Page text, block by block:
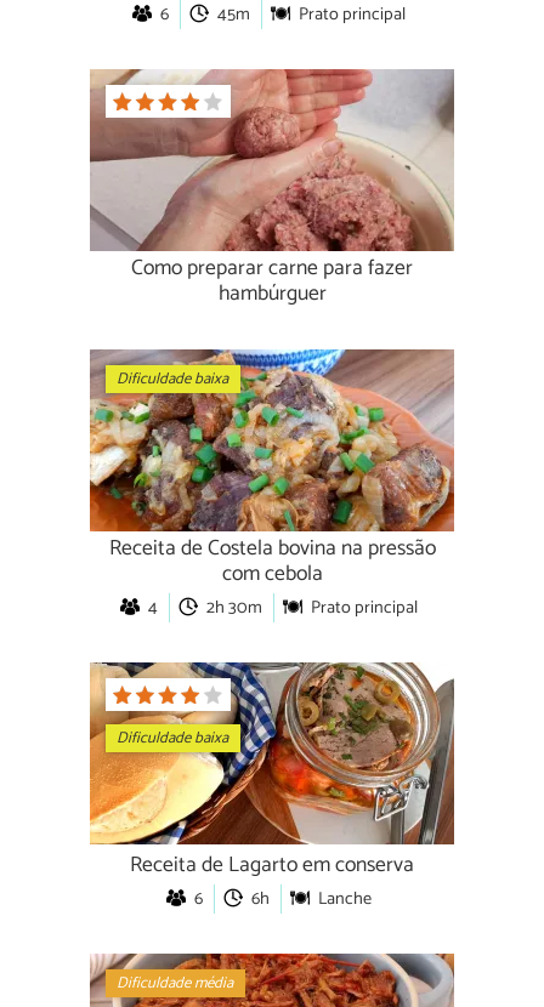
6 45m Prato principal
Como preparar carne para fazer
hambúrguer
Dificuldade baixa
Receita de Costela bovina na pressão
com cebola
4 2h 30m Prato principal
Dificuldade baixa
Receita de Lagarto em conserva
6 6h Lanche
Dificuldade média